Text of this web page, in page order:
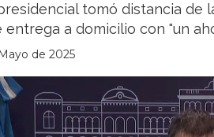
tomó distancia de
entrega a domicilio con "un
de 2025